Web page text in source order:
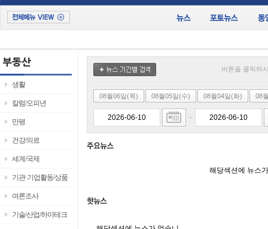
생활
칼럼/오피년
만평
건강/의료
세계/국제
기관·기업활동/상품
여론조사
기술/산업/하이테크
버튼을 클릭하
08월06일(목) 08월05일(수) 08월04일(화) 08
~
해당섹션에 뉴스